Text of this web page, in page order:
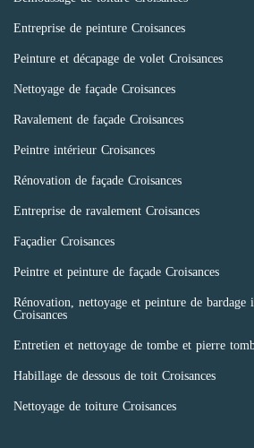
Entreprise de peinture Croisances
Peinture et décapage de volet Croisances
Nettoyage de façade Croisances
Ravalement de façade Croisances
Peintre intérieur Croisances
Rénovation de façade Croisances
Entreprise de ravalement Croisances
Façadier Croisances
Peintre et peinture de façade Croisances
Rénovation, nettoyage et peinture de bardage
Croisances
Entretien et nettoyage de tombe et pierre
Habillage de dessous de toit Croisances
Nettoyage de toiture Croisances